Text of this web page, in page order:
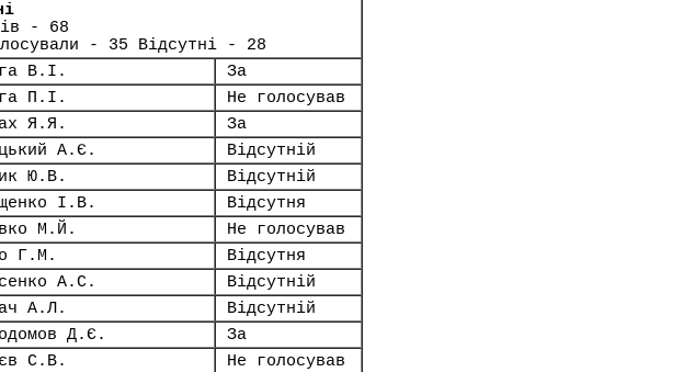
- 68
- 35 Відсутні - 28
В.І.
За
П.І.
Не голосував
Я.Я.
За
А.Є.
Відсутній
Ю.В.
Відсутній
І.В.
Відсутня
М.Й.
Не голосував
Г.М.
Відсутня
А.С.
Відсутній
А.Л.
Відсутній
Д.Є.
За
С.В.
Не голосував